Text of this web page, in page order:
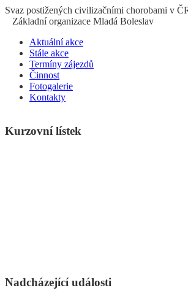
Svaz postižených civilizačními chorobami v
Základní organizace Mladá Boleslav
Aktuální akce
Stále akce
Termíny zájezdů
Činnost
Fotogalerie
Kontakty
Kurzovní lístek
Nadcházející události